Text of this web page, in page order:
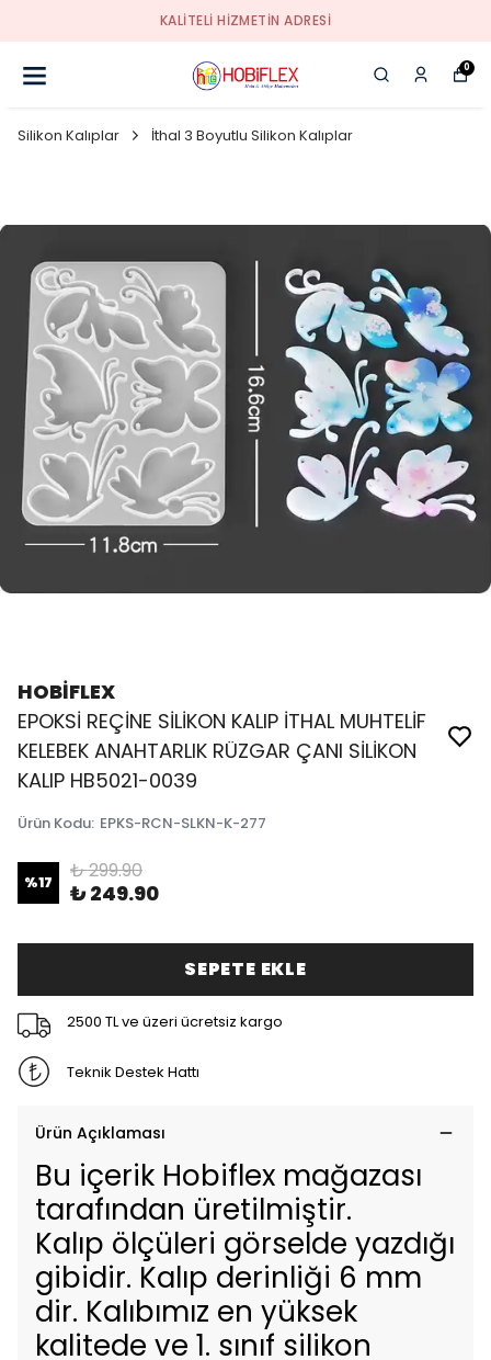
KALİTELİ HİZMETİN ADRESİ
0
Silikon Kalıplar İthal 3 Boyutlu Silikon Kalıplar
HOBİFLEX
EPOKSİ REÇİNE SİLİKON KALIP İTHAL MUHTELİF
KELEBEK ANAHTARLIK RÜZGAR ÇANI SİLİKON
KALIP HB5021-0039
Ürün Kodu: EPKS-RCN-SLKN-K-277
%17 ₺ 299.90
₺ 249.90
SEPETE EKLE
2500 TL ve üzeri ücretsiz kargo
Teknik Destek Hattı
Ürün Açıklaması
Bu içerik Hobiflex mağazası
tarafından üretilmiştir.
Kalıp ölçüleri görselde yazdığı
gibidir. Kalıp derinliği 6 mm
dir. Kalıbımız en yüksek
kalitede ve 1. sınıf silikon